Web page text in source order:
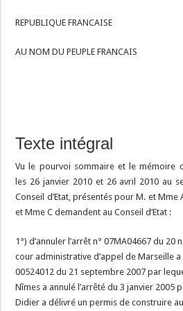
REPUBLIQUE FRANCAISE
AU NOM DU PEUPLE FRANCAIS
Texte intégral
Vu le pourvoi sommaire et le mémoire
les 26 janvier 2010 et 26 avril 2010 au
Conseil d’Etat, présentés pour M. et
et Mme C demandent au Conseil d’Etat :
1°) d’annuler l’arrêt n° 07MA04667 du
cour administrative d’appel de Marseille
00524012 du 21 septembre 2007 par
Nîmes a annulé l’arrêté du 3 janvier 2005
Didier a délivré un permis de construire